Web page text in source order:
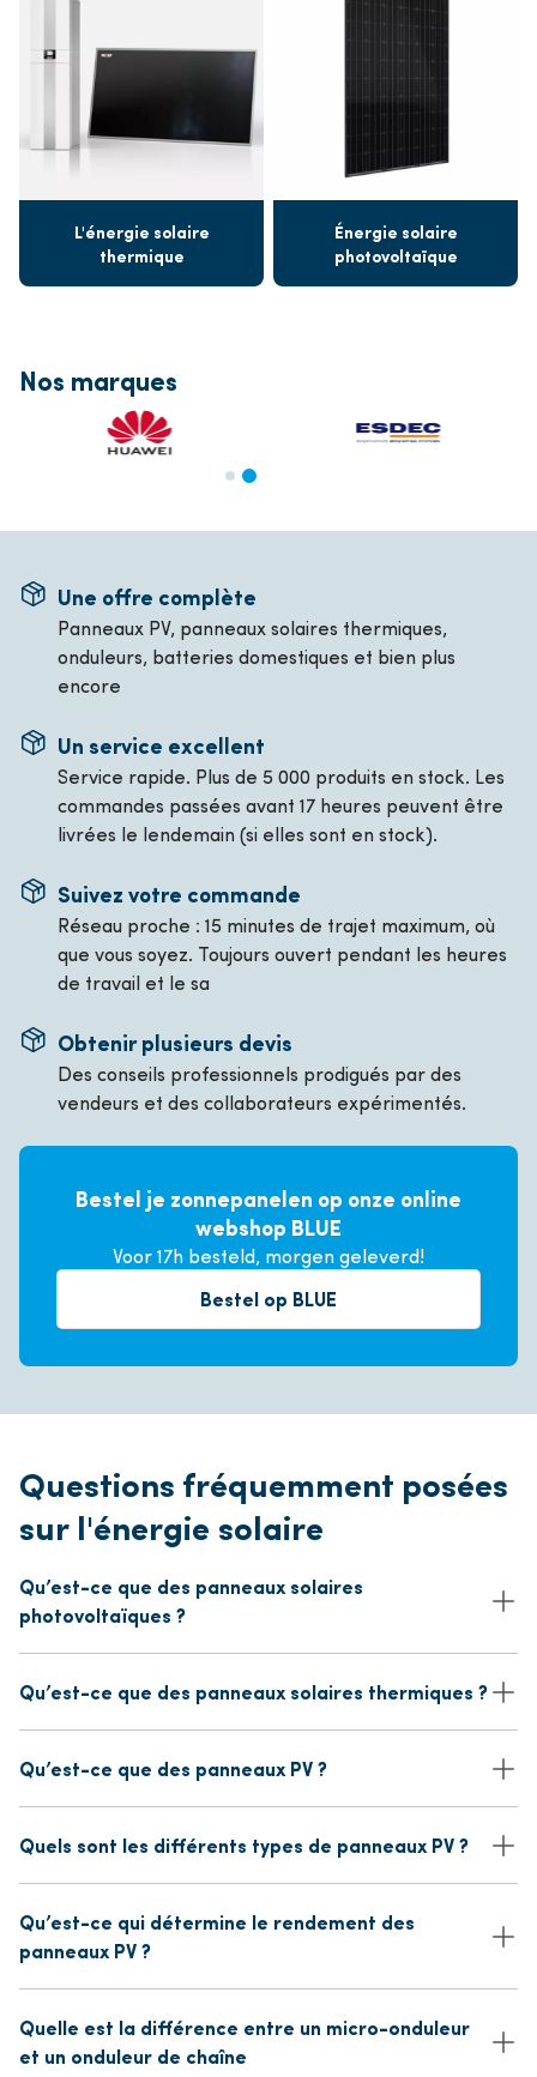
L'énergie solaire
thermique
Énergie solaire
photovoltaïque
Nos marques
Une offre complète
Panneaux PV, panneaux solaires thermiques,
onduleurs, batteries domestiques et bien plus
encore
Un service excellent
Service rapide. Plus de 5 000 produits en stock. Les
commandes passées avant 17 heures peuvent être
livrées le lendemain (si elles sont en stock).
Suivez votre commande
Réseau proche : 15 minutes de trajet maximum, où
que vous soyez. Toujours ouvert pendant les heures
de travail et le sa
Obtenir plusieurs devis
Des conseils professionnels prodigués par des
vendeurs et des collaborateurs expérimentés.
Bestel je zonnepanelen op onze online
webshop BLUE
Voor 17h besteld, morgen geleverd!
Bestel op BLUE
Questions fréquemment posées
sur l'énergie solaire
Qu’est-ce que des panneaux solaires
photovoltaïques ?
Qu’est-ce que des panneaux solaires thermiques ?
Qu’est-ce que des panneaux PV ?
Quels sont les différents types de panneaux PV ?
Qu’est-ce qui détermine le rendement des
panneaux PV ?
Quelle est la différence entre un micro-onduleur
et un onduleur de chaîne